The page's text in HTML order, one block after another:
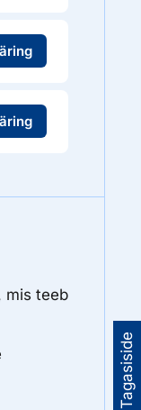
Tagasiside
mis teeb